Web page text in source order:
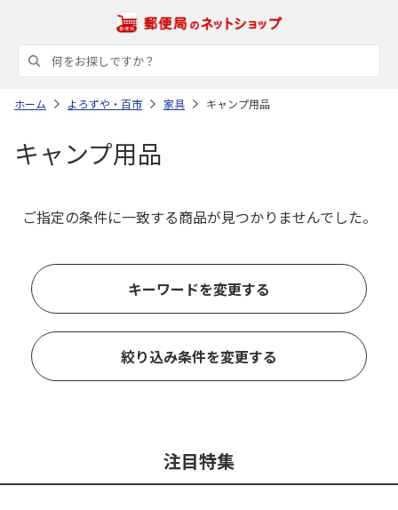
ホーム よろずや・百市 家具 キャンプ用品
キャンプ用品
ご指定の条件に一致する商品が見つかりませんでした。
キーワードを変更する
絞り込み条件を変更する
注目特集